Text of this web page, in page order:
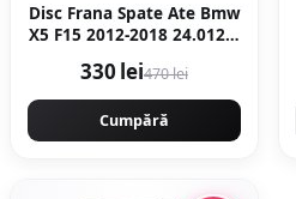
Disc Frana Spate Ate Bmw
X5 F15 2012-2018 24.0120-
330 lei470 lei
Cumpără